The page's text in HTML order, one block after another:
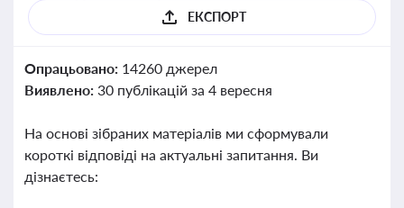
ЕКСПОРТ
Опрацьовано: 14260 джерел
Виявлено: 30 публікацій за 4 вересня
На основі зібраних матеріалів ми сформували
короткі відповіді на актуальні запитання. Ви
дізнаєтесь: